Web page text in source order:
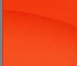
We are
She is
They are
He is